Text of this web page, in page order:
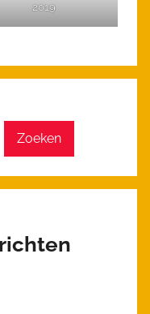
2019
Zoeken